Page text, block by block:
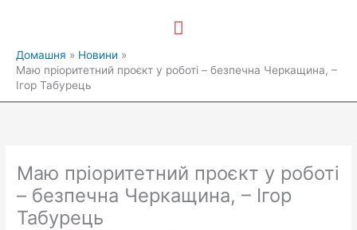
Головне
Домашня
Новини
Маю пріоритетний проєкт у роботі – безпечна Черкащина, –
Ігор Табурець
Маю пріоритетний проєкт у роботі
– безпечна Черкащина, – Ігор
Табурець